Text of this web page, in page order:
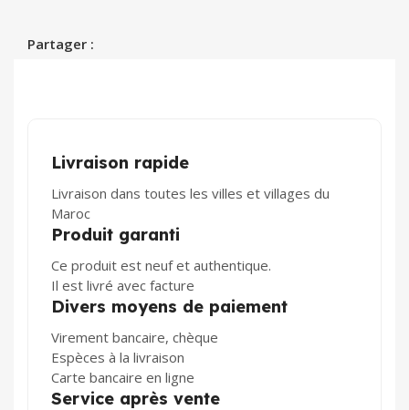
Partager :
Livraison rapide
Livraison dans toutes les villes et villages du
Maroc
Produit garanti
Ce produit est neuf et authentique.
Il est livré avec facture
Divers moyens de paiement
Virement bancaire, chèque
Espèces à la livraison
Carte bancaire en ligne
Service après vente